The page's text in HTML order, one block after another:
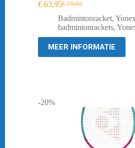
€79,95
Oorspronkelijke
prijs
was:
€ 63,95Huidige
prijs
is:
Badmintonracket,
badmintonrackets,
MEER INFORMATIE
-20%